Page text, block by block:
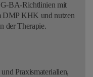
G-BA-Richtlinien mit
DMP KHK und nutzen
der Therapie.
Praxismaterialien,